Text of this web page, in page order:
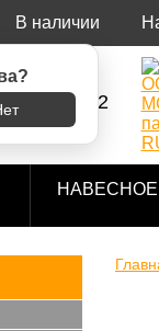
?
В наличии
500-73-92